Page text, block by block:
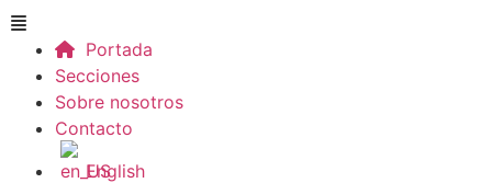
Portada
Secciones
Sobre nosotros
Contacto
English